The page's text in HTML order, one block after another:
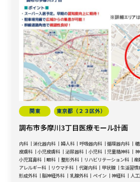
関東 東京都（２３区外）
調布市多摩川3丁目医療モール計画
内科 消化器内科 婦人科 呼吸器内科 循環器内科
皮膚科
小児皮膚科 泌尿器科 小児科 児童精神科
小児耳鼻科
眼科 整形外科 リハビリテーション科 産
アレルギー科
リウマチ科 代謝内科 甲状腺 生活習慣
形成外科
脳神経外科 乳腺外科 ペイン 神経科 人